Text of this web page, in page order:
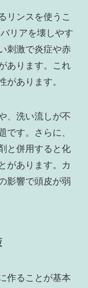
リンスを使うこ
リアを壊しやす
刺激で炎症や赤
あります。これ
があります。
、洗い流しが不
です。さらに、
と併用すると化
があります。カ
影響で頭皮が弱
作ることが基本